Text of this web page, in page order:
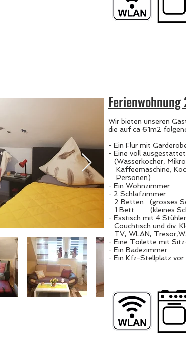
Ferienwohnung
Wir bieten unseren
die auf ca 61m2
- Ein Flur mit
- Eine voll
(Wasserkocher,
Kaffeemaschine,
Personen)
- Ein Wohnzimmer
- 2 Schlafzimmer
2 Betten (grosses
1 Bett (kleines
- Esstisch mit 4
Couchtisch und div.
TV, WLAN,
- Eine Toilette mit
- Ein Badezimmer
- Ein Kfz-Stellplatz vor